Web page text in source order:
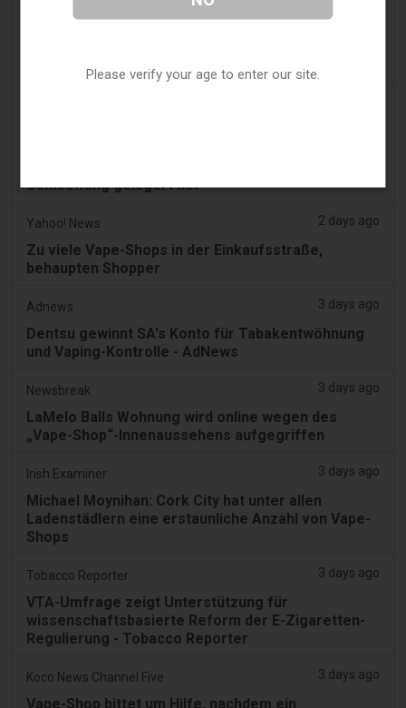
Newsweek 2 days ago
Sembawang gelagert hat
Yahoo! News 2 days ago
Zu viele Vape-Shops in der Einkaufsstraße,
behaupten Shopper
Adnews 3 days ago
Dentsu gewinnt SA's Konto für Tabakentwöhnung
und Vaping-Kontrolle - AdNews
Newsbreak 3 days ago
LaMelo Balls Wohnung wird online wegen des
„Vape-Shop“-Innenaussehens aufgegriffen
Irish Examiner 3 days ago
Michael Moynihan: Cork City hat unter allen
Ladenstädlern eine erstaunliche Anzahl von Vape-
Shops
Tobacco Reporter 3 days ago
VTA-Umfrage zeigt Unterstützung für
wissenschaftsbasierte Reform der E-Zigaretten-
Regulierung - Tobacco Reporter
Koco News Channel Five 3 days ago
Vape-Shop bittet um Hilfe, nachdem ein
Please verify your age to enter our site.